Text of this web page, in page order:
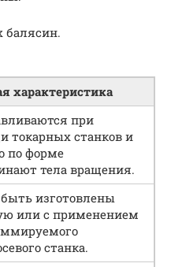
балясин.
характеристика
при
токарных станков и
по форме
тела вращения.
изготовлены
или с применением
станка.